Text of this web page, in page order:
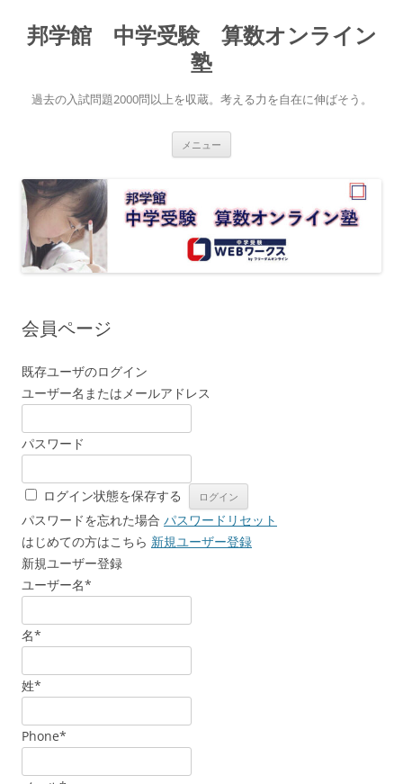
テ
ン
キ
ッ
邦学館 中学受験 算数オンライン
塾
過去の入試問題2000問以上を収蔵。考える力を自在に伸ばそう。
メニュー
会員ページ
既存ユーザのログイン
ユーザー名またはメールアドレス
パスワード
ログイン状態を保存する
パスワードを忘れた場合 パスワードリセット
はじめての方はこちら 新規ユーザー登録
新規ユーザー登録
ユーザー名*
名*
姓*
Phone*